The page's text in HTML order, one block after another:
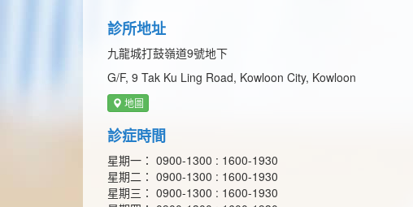
診所地址
九龍城打鼓嶺道9號地下
G/F, 9 Tak Ku Ling Road, Kowloon City, Kowloon
地圖
診症時間
星期一： 0900-1300 : 1600-1930
星期二： 0900-1300 : 1600-1930
星期三： 0900-1300 : 1600-1930